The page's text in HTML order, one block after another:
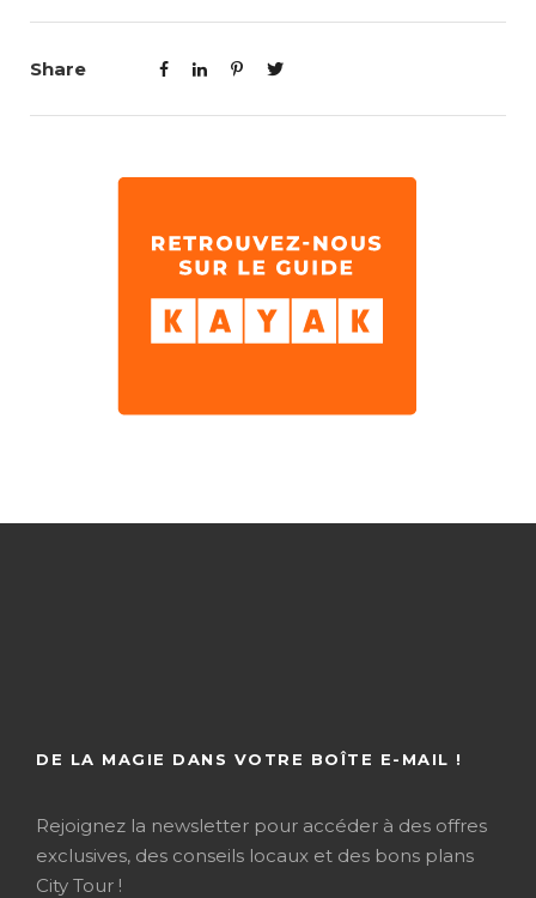
Share
DE LA MAGIE DANS VOTRE BOÎTE E-MAIL !
Rejoignez la newsletter pour accéder à des offres
exclusives, des conseils locaux et des bons plans
City Tour !